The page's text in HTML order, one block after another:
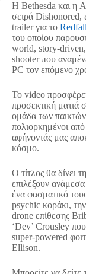
Η Bethesda και η
σειρά Dishonored,
trailer για το Redfall
του οποίου
world, story-
shooter που
PC τον επόμενο
Το video προσφέρει
προσεκτική ματιά
ομάδα των
πολιορκημένοι
αφήνοντάς μας
κόσμο.
Ο τίτλος θα δίνει
επιλέξουν
ένα φασματικό
psychic κοράκι,
drone επίθεσης
‘Dev’ Crousley που
super-powered
Ellison.